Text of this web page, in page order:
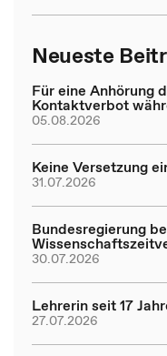
Neueste
Für eine Anhörung
Kontaktverbot
05.08.2026
Keine Versetzung
31.07.2026
Bundesregierung
30.07.2026
Lehrerin seit 17
27.07.2026